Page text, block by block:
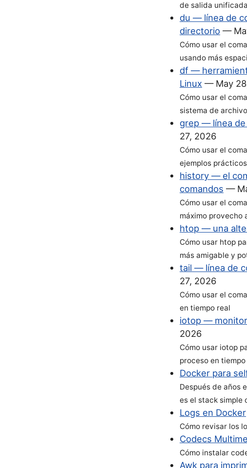
de salida
du — línea de
directorio —
Cómo usar el
usando más
df —
Linux — May
Cómo usar el
sistema de
grep — línea de
27, 2026
Cómo usar el
ejemplos prácticos
history — el
comandos —
Cómo usar el
máximo provecho
htop — una
Cómo usar htop
más amigable y
tail — línea de
27, 2026
Cómo usar el
en tiempo real
iotop —
2026
Cómo usar iotop
proceso en
Docker para
Después de años
es el stack simple
Logs en Docker
Cómo revisar los
Codecs
Cómo instalar
Awk para